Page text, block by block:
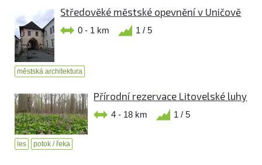
Středověké městské opevnění v Uničově
0 - 1 km 1 / 5
městská architektura
Přírodní rezervace Litovelské luhy
4 - 18 km 1 / 5
les potok / řeka